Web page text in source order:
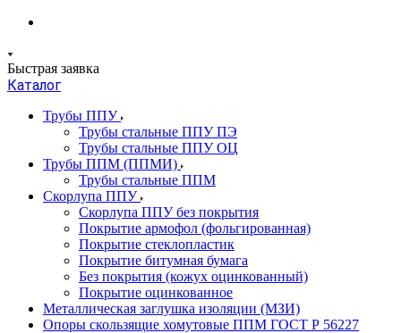
Быстрая заявка
Каталог
Трубы ППУ
Трубы стальные ППУ ПЭ
Трубы стальные ППУ ОЦ
Трубы ППМ (ППМИ)
Трубы стальные ППМ
Скорлупа ППУ
Скорлупа ППУ без покрытия
Покрытие армофол (фольгированная)
Покрытие стеклопластик
Покрытие битумная бумага
Без покрытия (кожух оцинкованный)
Покрытие оцинкованное
Металлическая заглушка изоляции (МЗИ)
Опоры скользящие хомутовые ППМ ГОСТ Р 56227